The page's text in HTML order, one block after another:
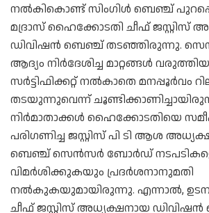
നല്‍കികൊണ്ട് സിംഗിള്‍ ബെഞ്ച്
മദ്രാസ് ഹൈക്കോടതി ചീഫ് ജസ്റ്റിസ്
ഡിവിഷന്‍ ബെഞ്ച് തടഞ്ഞിരുന്നു.
ആദ്യം നിര്‍ദേശിച്ച മാറ്റങ്ങള്‍
സര്‍ട്ടിഫിക്കറ്റ് നല്‍കാതെ മനപ്പൂര്‍വം
തടയുന്നുവെന്ന്
നിര്‍മാതാക്കള്‍ ഹൈക്കോടതിയെ
പരിഗണിച്ച ജസ്റ്റിസ് പി ടി ആശ
ബെഞ്ച് സെന്‍സര്‍ ബോര്‍ഡ്
വിമര്‍ശിക്കുകയും പ്രദര്‍ശനാനുമതി
നല്‍കുകയുമായിരുന്നു. എന്നാല്‍,
ചീഫ് ജസ്റ്റിസ് അധ്യക്ഷനായ